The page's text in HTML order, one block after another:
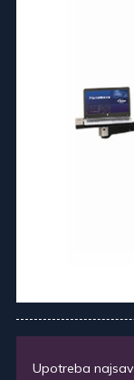
Upotreba